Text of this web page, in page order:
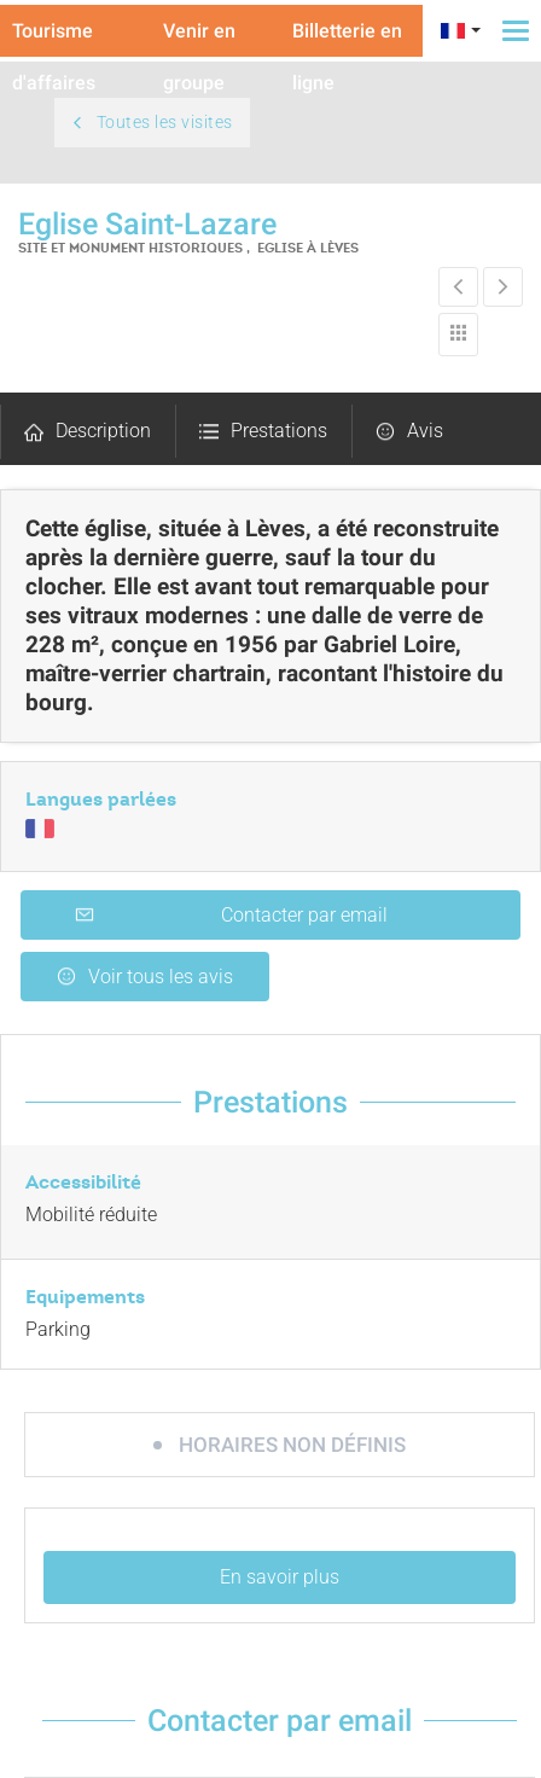
Tourisme
d'affaires
Venir en
groupe
Billetterie en
ligne
Toutes les visites
Eglise Saint-Lazare
SITE ET MONUMENT HISTORIQUES , EGLISE À LÈVES
Description Prestations Avis
Cette église, située à Lèves, a été reconstruite
après la dernière guerre, sauf la tour du
clocher. Elle est avant tout remarquable pour
ses vitraux modernes : une dalle de verre de
228 m², conçue en 1956 par Gabriel Loire,
maître-verrier chartrain, racontant l'histoire du
bourg.
Langues parlées
Contacter par email
Voir tous les avis
Prestations
Accessibilité
Mobilité réduite
Equipements
Parking
HORAIRES NON DÉFINIS
En savoir plus
Contacter par email